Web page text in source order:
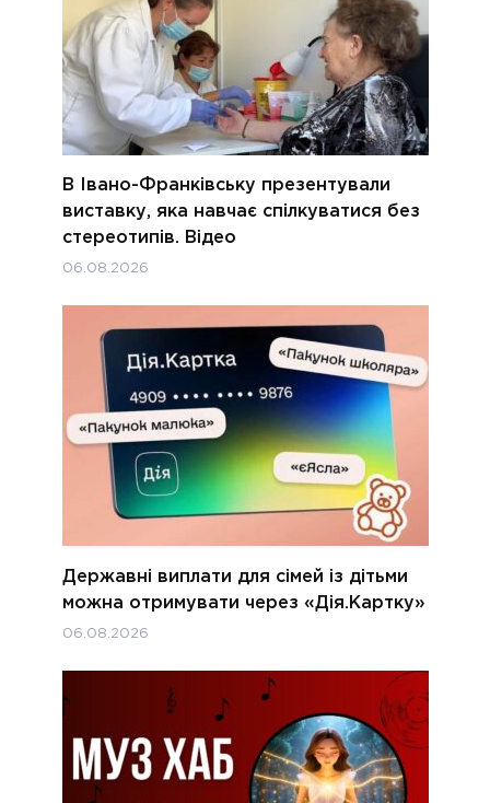
В Івано-Франківську презентували
виставку, яка навчає спілкуватися без
стереотипів. Відео
06.08.2026
Державні виплати для сімей із дітьми
можна отримувати через «Дія.Картку»
06.08.2026